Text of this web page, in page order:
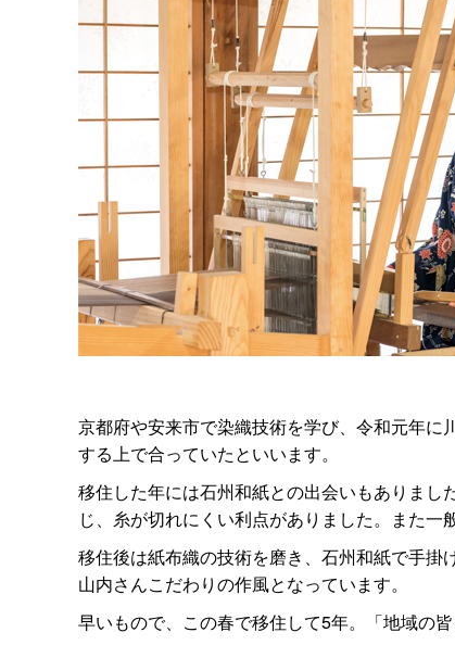
京都府や安来市で染織技術を学び、令和元年
する上で合っていたといいます。
移住した年には石州和紙との出会いもありま
じ、糸が切れにくい利点がありました。また一
移住後は紙布織の技術を磨き、石州和紙で手掛
山内さんこだわりの作風となっています。
早いもので、この春で移住して5年。「地域の